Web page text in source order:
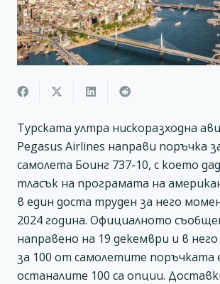
Турската ултра нискоразходна
Pegasus Airlines направи поръчка
самолета Боинг 737-10, с което
тласък на програмата на
в един доста труден за него
2024 година. Официалното
направено на 19 декември и в него
за 100 от самолетите поръчката
останалите 100 са опции.